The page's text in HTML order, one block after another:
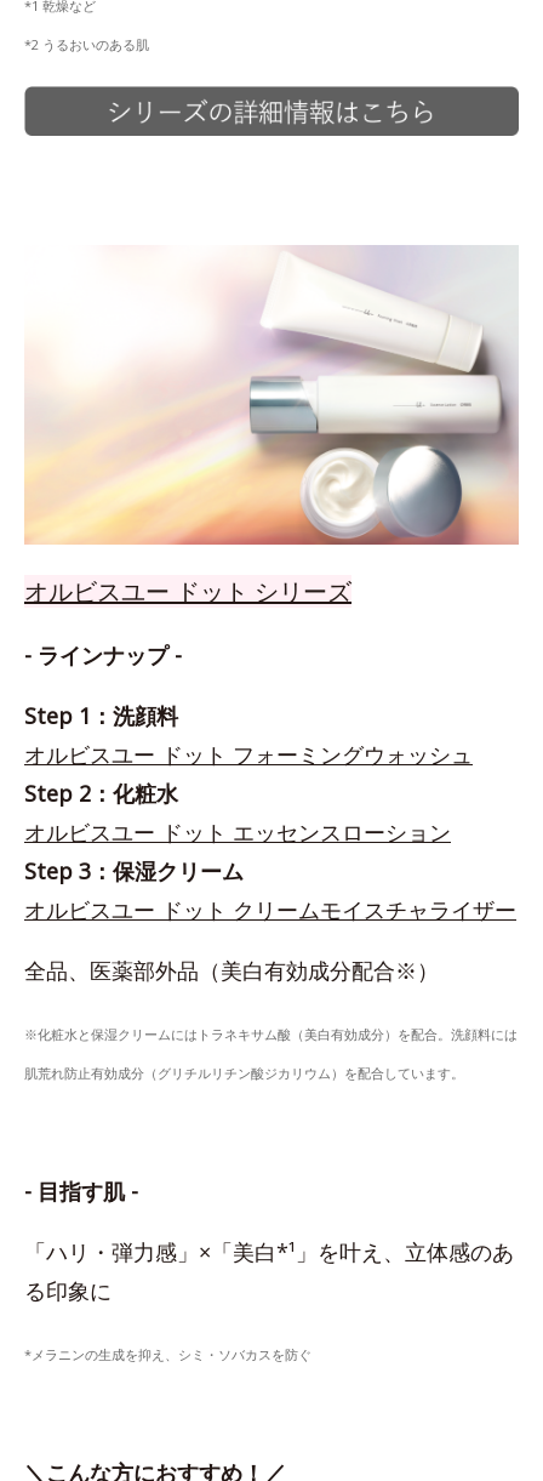
*1 乾燥など
*2 うるおいのある肌
オルビスユー ドット シリーズ
- ラインナップ -
Step 1：洗顔料
オルビスユー ドット フォーミングウォッシュ
Step 2：化粧水
オルビスユー ドット エッセンスローション
Step 3：保湿クリーム
オルビスユー ドット クリームモイスチャライザー
全品、医薬部外品（美白有効成分配合※）
※化粧水と保湿クリームにはトラネキサム酸（美白有効成分）を配合。洗顔料には
肌荒れ防止有効成分（グリチルリチン酸ジカリウム）を配合しています。
- 目指す肌 -
「ハリ・弾力感」×「美白*¹」を叶え、立体感のあ
る印象に
*メラニンの生成を抑え、シミ・ソバカスを防ぐ
＼こんな方におすすめ！／